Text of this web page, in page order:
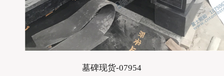
墓碑现货-07954